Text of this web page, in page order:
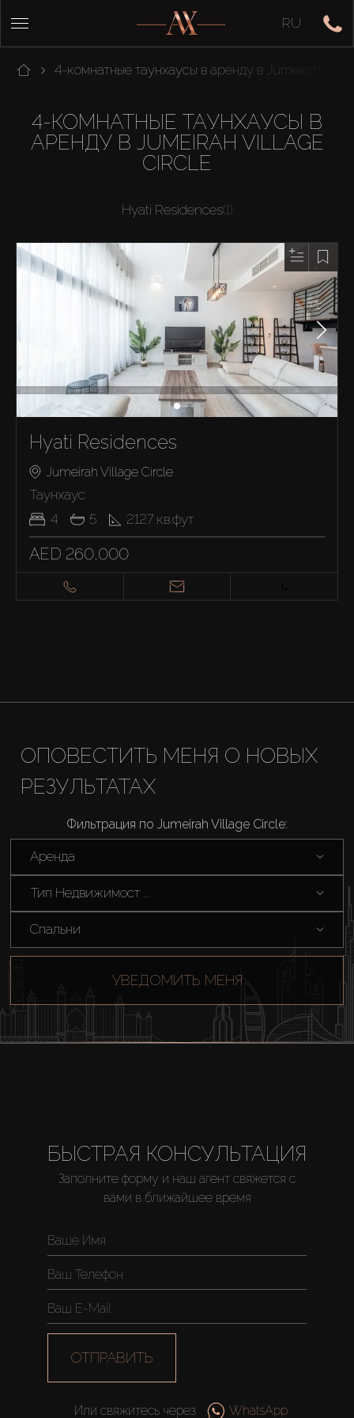
RU
4-комнатные таунхаусы в аренду в Jumeirah
4-КОМНАТНЫЕ ТАУНХАУСЫ В
АРЕНДУ В JUMEIRAH VILLAGE
CIRCLE
Hyati Residences(1)
Hyati Residences
Jumeirah Village Circle
Таунхаус
4
5 2127 кв.фут
AED 260,000
ОПОВЕСТИТЬ МЕНЯ О НОВЫХ
РЕЗУЛЬТАТАХ
Фильтрация по Jumeirah Village Circle:
Аренда
Тип Недвижимост ...
Спальни
УВЕДОМИТЬ МЕНЯ
БЫСТРАЯ КОНСУЛЬТАЦИЯ
Заполните форму и наш агент свяжется с
вами в ближайшее время
ОТПРАВИТЬ
Или свяжитесь через WhatsApp